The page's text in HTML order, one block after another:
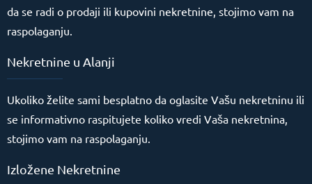
da se radi o prodaji ili kupovini nekretnine, stojimo vam na
raspolaganju.
Nekretnine u Alanji
Ukoliko želite sami besplatno da oglasite Vašu nekretninu ili
se informativno raspitujete koliko vredi Vaša nekretnina,
stojimo vam na raspolaganju.
Izložene Nekretnine
Support Agent